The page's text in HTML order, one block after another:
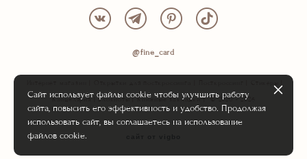
@fine_card
Канцелярия | Блокноты | Книжные закладки | © 2020 - 2026
Сайт использует файлы cookie чтобы улучшить работу
сайта, повысить его эффективность и удобство. Продолжая
использовать сайт, вы соглашаетесь на использование
файлов cookie.